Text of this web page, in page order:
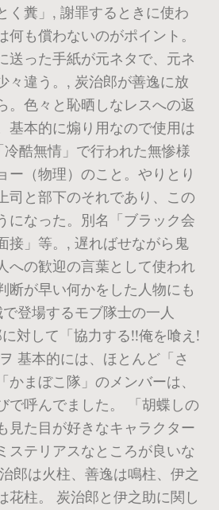
く糞」, 謝罪するときに使わ
何も償わないのがポイント。
送った手紙が元ネタで、元ネ
々違う。, 炭治郎が善逸に放
。色々と恥晒しなレスへの返
基本的に煽り用なので使用は
酷無情」で行われた無惨様
ー（物理）のこと。やりとり
司と部下のそれであり、この
になった。別名「ブラック会
接」等。, 遅ればせながら鬼
への歓迎の言葉として使われ
断が早い何かをした人物にも
登場するモブ隊士の一人
対して「協力する!!俺を喰え!
基本的には、ほとんど「さ
かまぼこ隊」のメンバーは、
で呼んでました。 「胡蝶しの
見た目が好きなキャラクター
ステリアスなところが良いな
郎は火柱、善逸は鳴柱、伊之
花柱。 炭治郎と伊之助に関し